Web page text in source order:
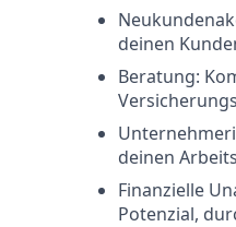
deinen
Beratung:
deinen
Finanzielle
Potenzial,